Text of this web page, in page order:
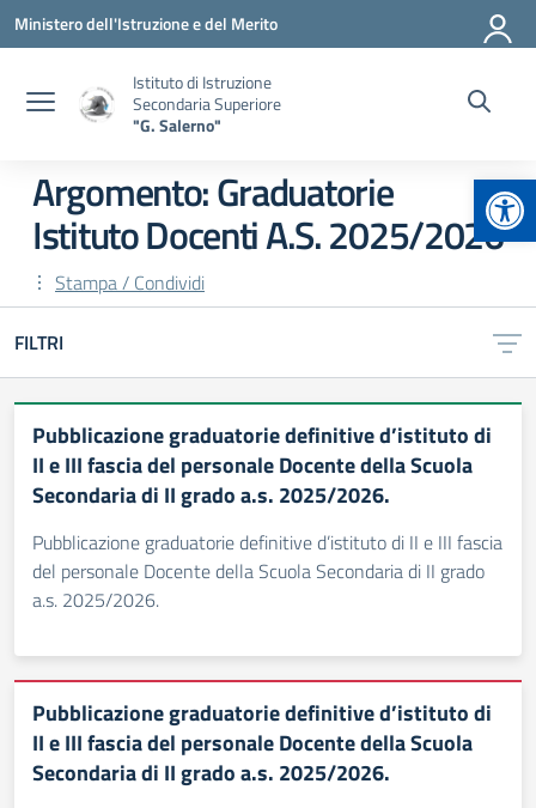
Vai ai contenuti
Vai al menu di navigazione
Vai al footer
Ministero dell'Istruzione e del Merito
Istituto di Istruzione
Secondaria Superiore
"G. Salerno"
Argomento: Graduatorie
Istituto Docenti A.S. 2025/2026
Stampa / Condividi
FILTRI
Pubblicazione graduatorie definitive d’istituto di
II e III fascia del personale Docente della Scuola
Secondaria di II grado a.s. 2025/2026.
Pubblicazione graduatorie definitive d’istituto di II e III fascia
del personale Docente della Scuola Secondaria di II grado
a.s. 2025/2026.
Pubblicazione graduatorie definitive d’istituto di
II e III fascia del personale Docente della Scuola
Secondaria di II grado a.s. 2025/2026.